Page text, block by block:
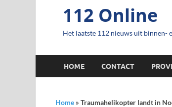
112 Online
Het laatste 112 nieuws uit binnen-
HOME CONTACT
Home » Traumahelikopter landt in